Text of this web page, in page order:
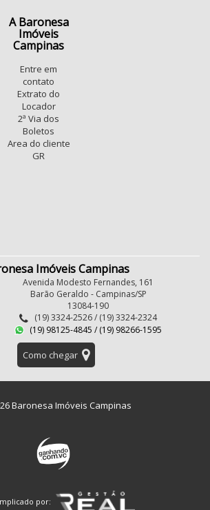
A Baronesa
Imóveis
Campinas
Entre em
contato
Extrato do
Locador
2ª Via dos
Boletos
Area do cliente
GR
Imóveis Campinas
Avenida Modesto Fernandes, 161
Barão Geraldo - Campinas/SP
13084-190
(19) 3324-2526 / (19) 3324-2324
(19) 98125-4845 / (19) 98266-1595
Como chegar
Baronesa Imóveis Campinas
por: